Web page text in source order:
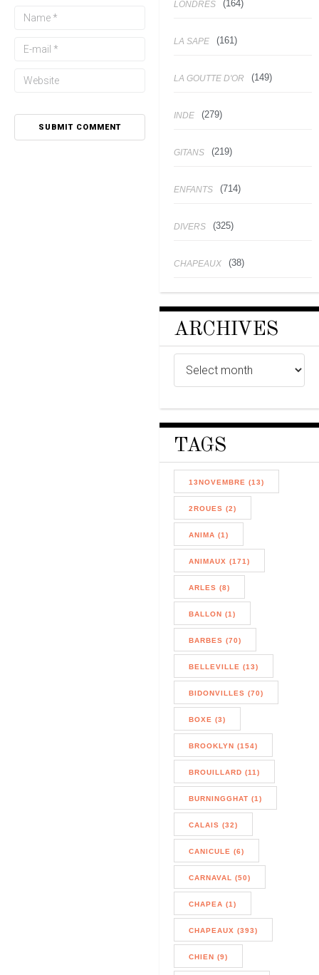
LONDRES (164)
LA SAPE (161)
LA GOUTTE D'OR (149)
INDE (279)
GITANS (219)
ENFANTS (714)
DIVERS (325)
CHAPEAUX (38)
ARCHIVES
TAGS
13NOVEMBRE (13)
2ROUES (2)
ANIMA (1)
ANIMAUX (171)
ARLES (8)
BALLON (1)
BARBES (70)
BELLEVILLE (13)
BIDONVILLES (70)
BOXE (3)
BROOKLYN (154)
BROUILLARD (11)
BURNINGGHAT (1)
CALAIS (32)
CANICULE (6)
CARNAVAL (50)
CHAPEA (1)
CHAPEAUX (393)
CHIEN (9)